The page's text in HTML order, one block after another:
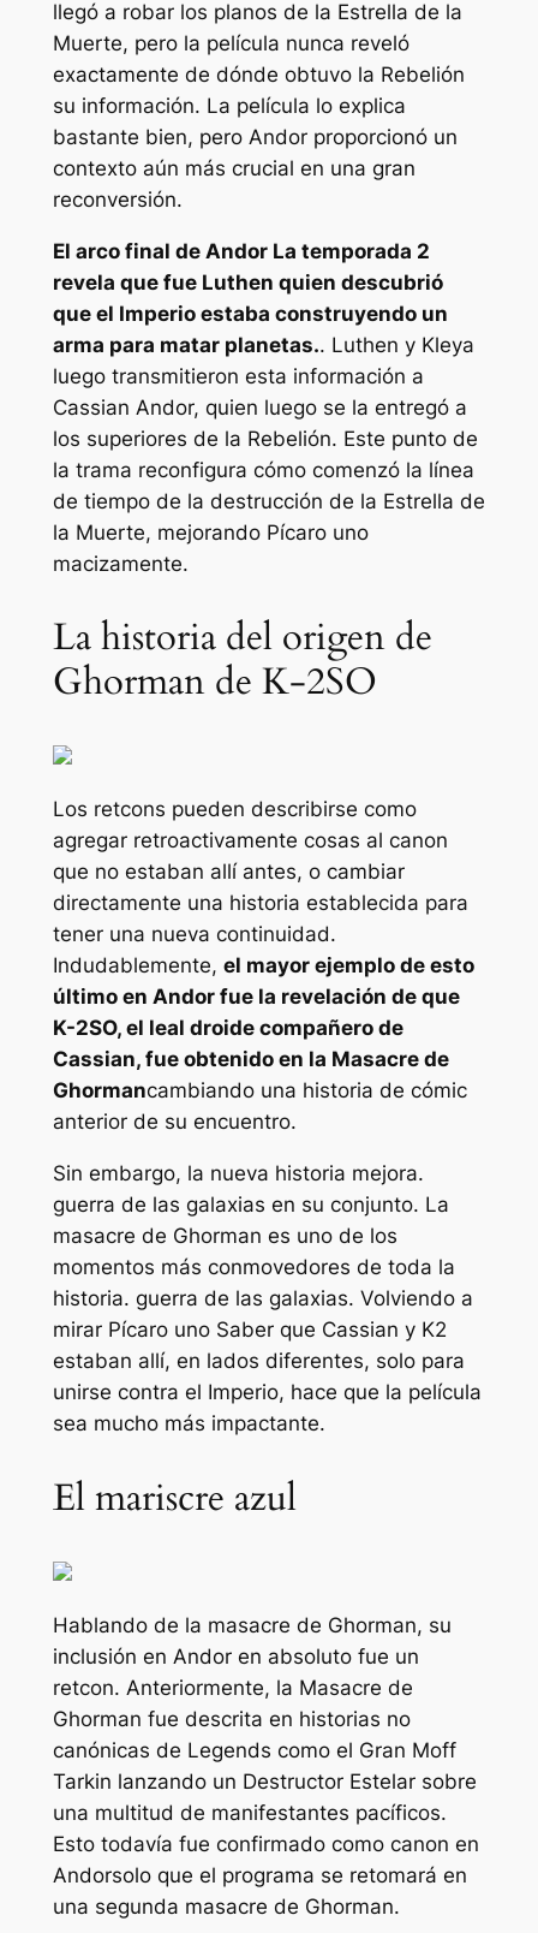
llegó a robar los planos de la Estrella de la
Muerte, pero la película nunca reveló
exactamente de dónde obtuvo la Rebelión
su información. La película lo explica
bastante bien, pero Andorproporcionó un
contexto aún más crucial en una gran
reconversión.
El arco final de AndorLa temporada 2
revela que fue Luthen quien descubrió
que el Imperio estaba construyendo un
arma para matar planetas.. Luthen y Kleya
luego transmitieron esta información a
Cassian Andor, quien luego se la entregó a
los superiores de la Rebelión. Este punto de
la trama reconfigura cómo comenzó la línea
de tiempo de la destrucción de la Estrella de
la Muerte, mejorando Pícaro uno
macizamente.
La historia del origen de
Ghorman de K-2SO
Los retcons pueden describirse como
agregar retroactivamente cosas al canon
que no estaban allí antes, o cambiar
directamente una historia establecida para
tener una nueva continuidad.
Indudablemente, el mayor ejemplo de esto
último en Andorfue la revelación de que
K-2SO, el leal droide compañero de
Cassian, fue obtenido en la Masacre de
Ghormancambiando una historia de cómic
anterior de su encuentro.
Sin embargo, la nueva historia mejora.
guerra de las galaxias en su conjunto. La
masacre de Ghorman es uno de los
momentos más conmovedores de toda la
historia. guerra de las galaxias. Volviendo a
mirar Pícaro unoSaber que Cassian y K2
estaban allí, en lados diferentes, solo para
unirse contra el Imperio, hace que la película
sea mucho más impactante.
El mariscre azul
Hablando de la masacre de Ghorman, su
inclusión en Andoren absoluto fue un
retcon. Anteriormente, la Masacre de
Ghorman fue descrita en historias no
canónicas de Legends como el Gran Moff
Tarkin lanzando un Destructor Estelar sobre
una multitud de manifestantes pacíficos.
Esto todavía fue confirmado como canon en
Andorsolo que el programa se retomará en
una segunda masacre de Ghorman.